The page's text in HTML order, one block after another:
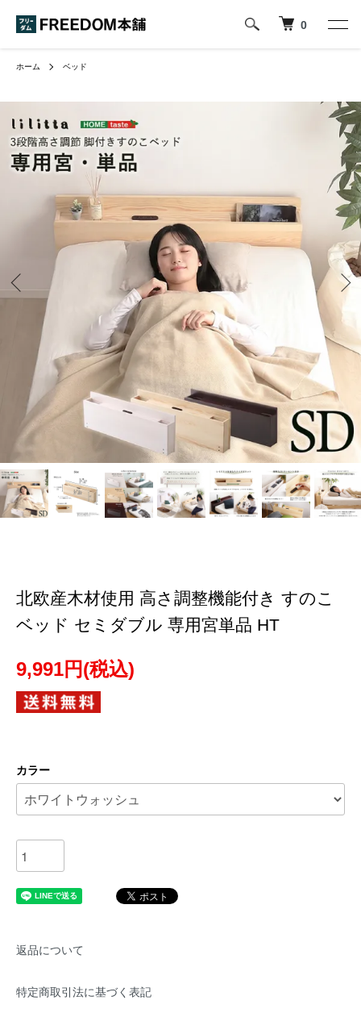
0
ホーム ベッド
北欧産木材使用 高さ調整機能付き すのこ
ベッド セミダブル 専用宮単品 HT
9,991円(税込)
カラー
返品について
特定商取引法に基づく表記